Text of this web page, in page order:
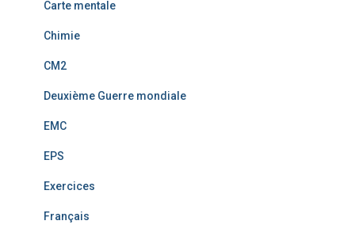
Carte mentale
Chimie
CM2
Deuxième Guerre mondiale
EMC
EPS
Exercices
Français